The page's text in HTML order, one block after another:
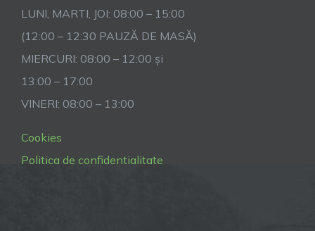
LUNI, MARTI, JOI: 08:00 – 15:00
(12:00 – 12:30 PAUZĂ DE MASĂ)
MIERCURI: 08:00 – 12:00 și
13:00 – 17:00
VINERI: 08:00 – 13:00
Cookies
Politica de confidentialitate